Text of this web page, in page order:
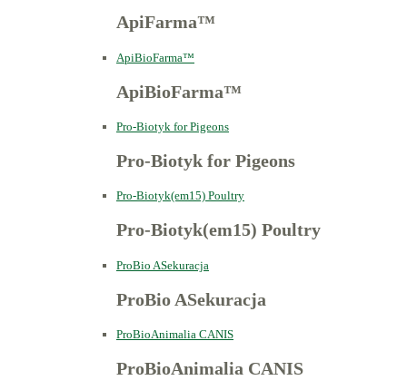
ApiFarma™
ApiBioFarma™
ApiBioFarma™
Pro-Biotyk for Pigeons
Pro-Biotyk for Pigeons
Pro-Biotyk(em15) Poultry
Pro-Biotyk(em15) Poultry
ProBio ASekuracja
ProBio ASekuracja
ProBioAnimalia CANIS
ProBioAnimalia CANIS